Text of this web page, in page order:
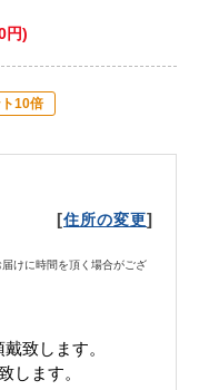
円)
10倍
[住所の変更]
けに時間を頂く場合がござ
戴致します。
します。